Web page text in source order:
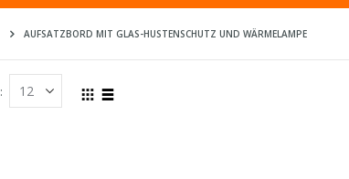
AUFSATZBORD MIT GLAS-HUSTENSCHUTZ UND WÄRMELAMPE
Ansicht